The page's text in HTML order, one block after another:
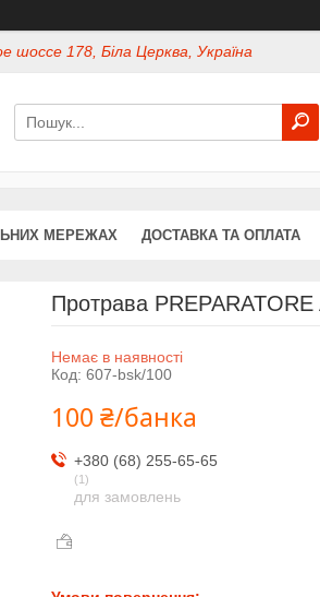
шоссе 178, Біла Церква, Україна
МЕРЕЖАХ ДОСТАВКА ТА ОПЛАТА
Протрава
Немає в наявності
Код: 607-bsk/100
100 ₴/банка
+380 (68) 255-65-65
1
для замовлень